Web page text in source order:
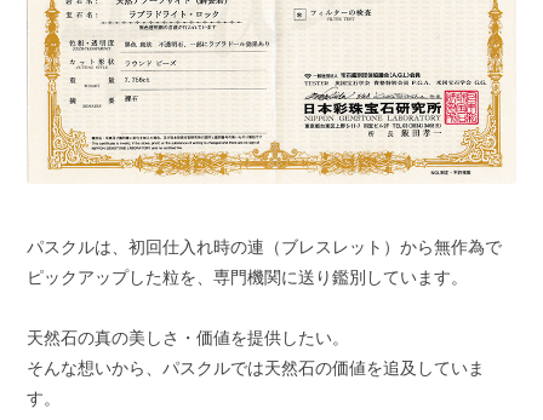
パスクルは、初回仕入れ時の連（ブレスレット）から無作為で
ピックアップした粒を、専門機関に送り鑑別しています。
天然石の真の美しさ・価値を提供したい。
そんな想いから、パスクルでは天然石の価値を追及していま
す。